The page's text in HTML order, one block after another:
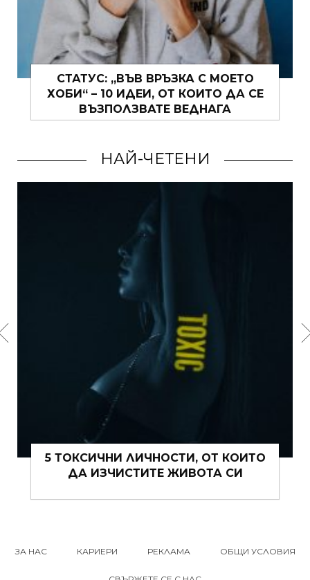
САКО С ДЪНКИ – МОДЕРНИТЕ НАЧИНИ
НА НОСЕНЕ
НАЙ-ЧЕТЕНИ
15 ЩИПКИ РОМАНТИКА КЪМ ЖИВОТА
ВИ ТОВА ЛЯТО
ЗА НАС КАРИЕРИ РЕКЛАМА ОБЩИ УСЛОВИЯ